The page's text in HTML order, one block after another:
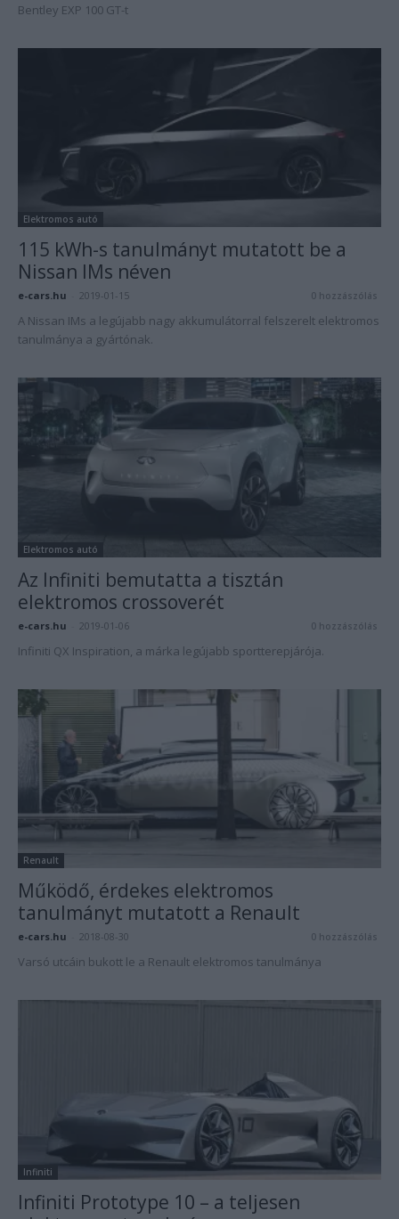
Bentley EXP 100 GT-t
Elektromos autó
115 kWh-s tanulmányt mutatott be a
Nissan IMs néven
e-cars.hu 2019-01-15 0 hozzászólás
A Nissan IMs a legújabb nagy akkumulátorral felszerelt elektromos
tanulmánya a gyártónak.
Elektromos autó
Az Infiniti bemutatta a tisztán
elektromos crossoverét
e-cars.hu 2019-01-06 0 hozzászólás
Infiniti QX Inspiration, a márka legújabb sportterepjárója.
Renault
Működő, érdekes elektromos
tanulmányt mutatott a Renault
e-cars.hu 2018-08-30 0 hozzászólás
Varsó utcáin bukott le a Renault elektromos tanulmánya
Infiniti
Infiniti Prototype 10 – a teljesen